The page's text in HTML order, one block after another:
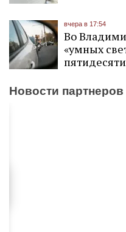
вчера в 17:54
Во
«умных
пятидесяти
Новости партнеров